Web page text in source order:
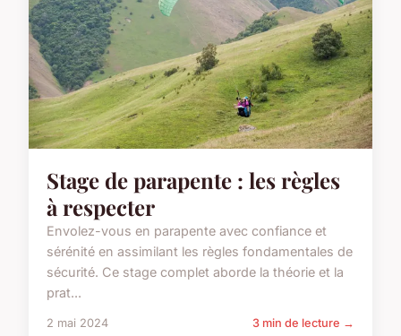
Stage de parapente : les règles
à respecter
Envolez-vous en parapente avec confiance et
sérénité en assimilant les règles fondamentales de
sécurité. Ce stage complet aborde la théorie et la
prat...
2 mai 2024 3 min de lecture →